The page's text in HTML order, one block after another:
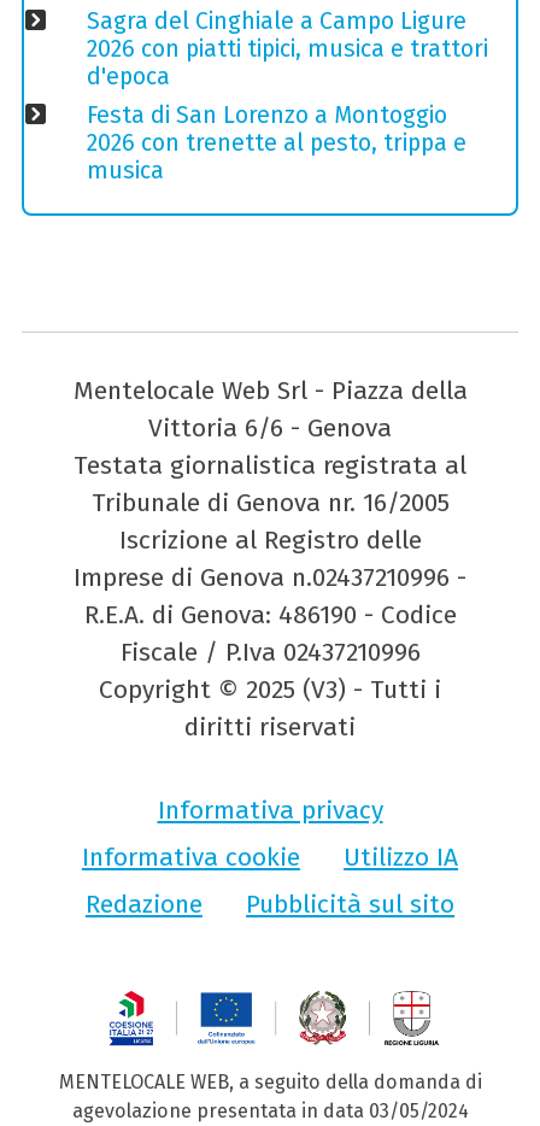
Sagra del Cinghiale a Campo Ligure
2026 con piatti tipici, musica e trattori
d'epoca
Festa di San Lorenzo a Montoggio
2026 con trenette al pesto, trippa e
musica
Mentelocale Web Srl - Piazza della
Vittoria 6/6 - Genova
Testata giornalistica registrata al
Tribunale di Genova nr. 16/2005
Iscrizione al Registro delle
Imprese di Genova n.02437210996 -
R.E.A. di Genova: 486190 - Codice
Fiscale / P.Iva 02437210996
Copyright © 2025 (V3) - Tutti i
diritti riservati
Informativa privacy
Informativa cookie
Utilizzo IA
Redazione
Pubblicità sul sito
MENTELOCALE WEB, a seguito della domanda di
agevolazione presentata in data 03/05/2024